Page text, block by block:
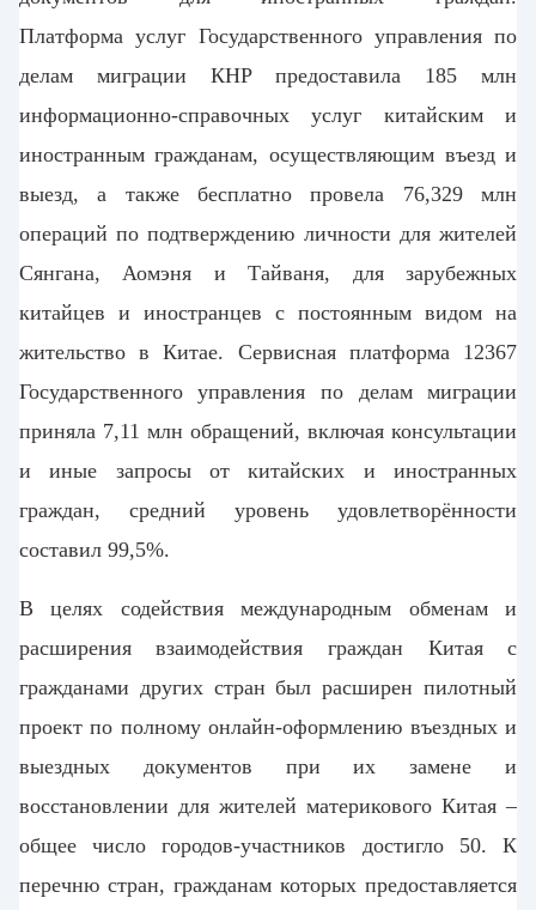
Платформа услуг Государственного управления по
делам миграции КНР предоставила 185 млн
информационно-справочных услуг китайским и
иностранным гражданам, осуществляющим въезд и
выезд, а также бесплатно провела 76,329 млн
операций по подтверждению личности для жителей
Сянгана, Аомэня и Тайваня, для зарубежных
китайцев и иностранцев с постоянным видом на
жительство в Китае. Сервисная платформа 12367
Государственного управления по делам миграции
приняла 7,11 млн обращений, включая консультации
и иные запросы от китайских и иностранных
граждан, средний уровень удовлетворённости
составил 99,5%.
В целях содействия международным обменам и
расширения взаимодействия граждан Китая с
гражданами других стран был расширен пилотный
проект по полному онлайн-оформлению въездных и
выездных документов при их замене и
восстановлении для жителей материкового Китая –
общее число городов-участников достигло 50. К
перечню стран, гражданам которых предоставляется